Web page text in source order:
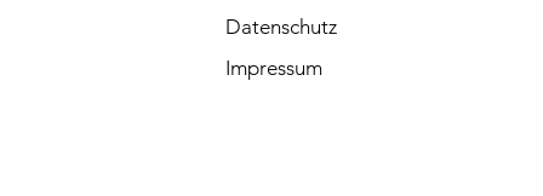
Datenschutz
Impressum